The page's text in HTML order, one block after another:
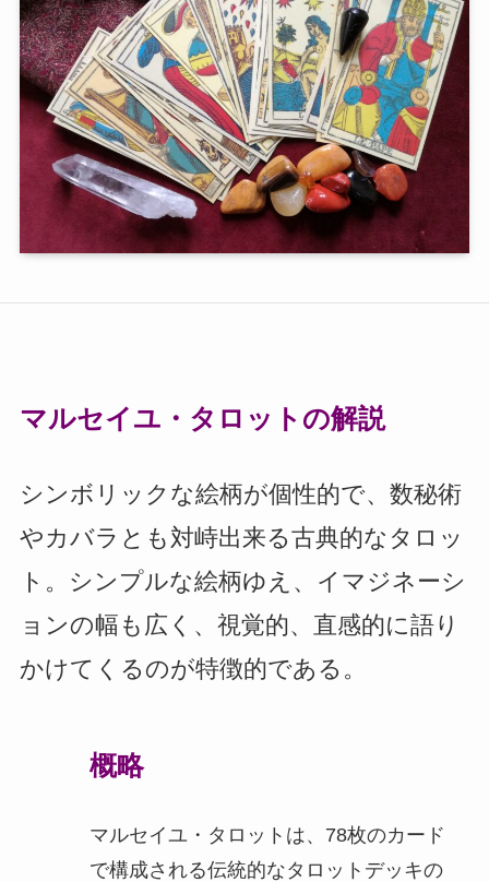
マルセイユ・タロットの解説
シンボリックな絵柄が個性的で、数秘術
やカバラとも対峙出来る古典的なタロッ
ト。シンプルな絵柄ゆえ、イマジネーシ
ョンの幅も広く、視覚的、直感的に語り
かけてくるのが特徴的である。
概略
マルセイユ・タロットは、78枚のカード
で構成される伝統的なタロットデッキの